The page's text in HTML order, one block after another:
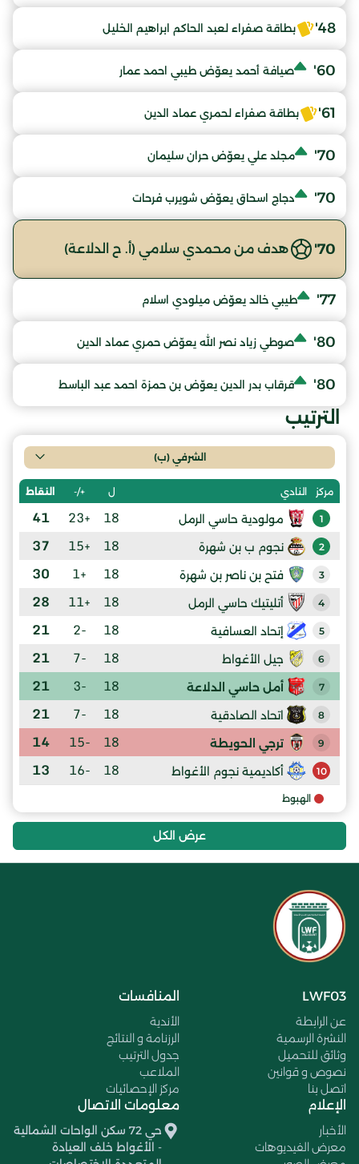
48' بطاقة صفراء لعبد الحاكم ابراهيم الخليل
60' صيافة أحمد يعوّض طيبي احمد عمار
61' بطاقة صفراء لحمري عماد الدين
70' مجلد علي يعوّض حران سليمان
70' دجاج اسحاق يعوّض شويرب فرحات
70' هدف من محمدي سلامي (أ. ح الدلاعة)
77' طيبي خالد يعوّض ميلودي اسلام
80' صوطي زياد نصر الله يعوّض حمري عماد الدين
80' قرقاب بدر الدين يعوّض بن حمزة احمد عبد الباسط
الترتيب
الشرفي (ب)
مركز النادي ل +/- النقاط
1 مولودية حاسي الرمل 18
+23
41
2 نجوم ب بن شهرة 18
+15
37
3 فتح بن ناصر بن شهرة 18
+1
30
4 أتليتيك حاسي الرمل 18
+11
28
5 إتحاد العسافية 18
-2
21
6 جيل الأغواط 18
-7
21
7 أمل حاسي الدلاعة 18
-3
21
8 اتحاد الصادقية 18
-7
21
9 ترجي الحويطة 18
-15
14
10 أكاديمية نجوم الأغواط 18
-16
13
الهبوط
عرض الكل
LWF03
عن الرابطة
النشرة الرسمية
وثائق للتحميل
نصوص و قوانين
اتصل بنا
المنافسات
الأندية
الرزنامة و النتائج
جدول الترتيب
الملاعب
مركز الإحصائيات
الإعلام
الأخبار
معرض الفيديوهات
معلومات الاتصال
حي 72 سكن الواحات الشمالية
- الأغواط خلف العيادة